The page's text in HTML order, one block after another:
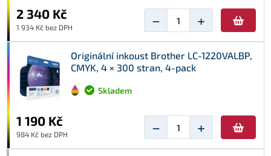
2 340 Kč
1 934 Kč bez DPH − +
Originální inkoust Brother LC-1220VALBP,
CMYK, 4 × 300 stran, 4-pack
Skladem
1 190 Kč
984 Kč bez DPH − +